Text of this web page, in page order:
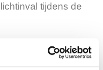
tijdens de